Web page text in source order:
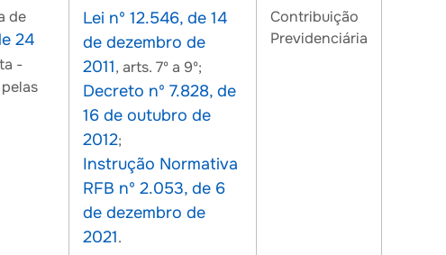
de
24
-
Lei nº 12.546, de 14
de dezembro de
2011, arts. 7º a 9º;
Decreto nº 7.828, de
16 de outubro de
2012;
Instrução Normativa
RFB nº 2.053, de 6
de dezembro de
2021.
Contribuição
Previdenciária